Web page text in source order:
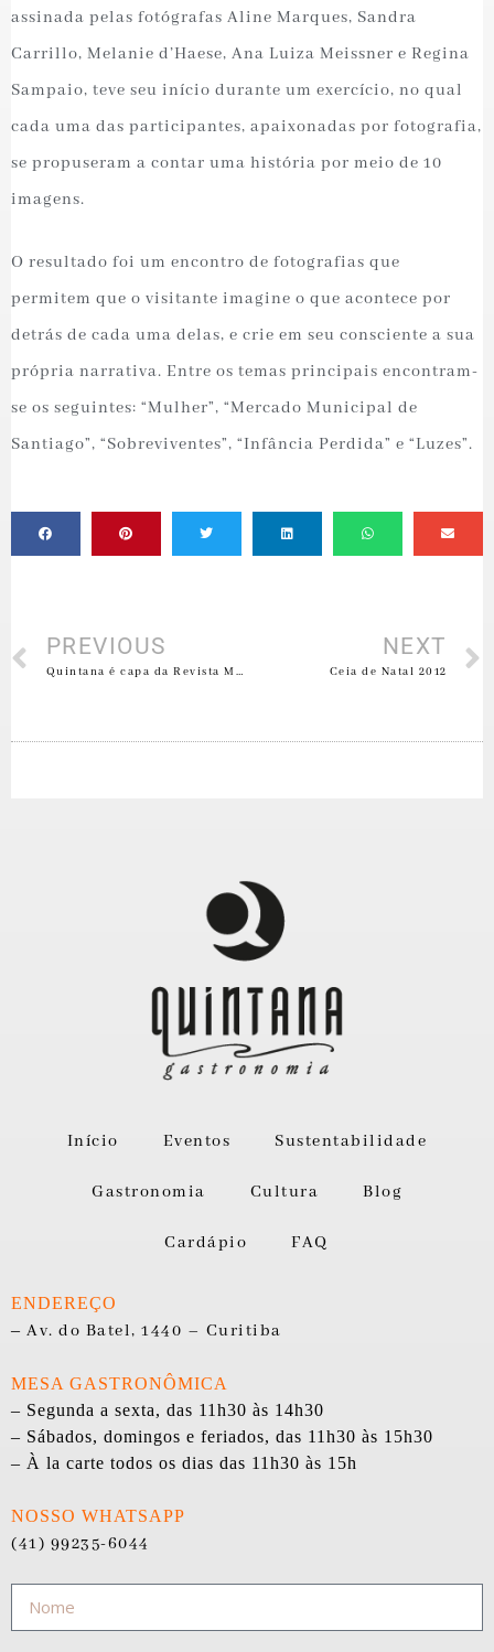
assinada pelas fotógrafas Aline Marques, Sandra
Carrillo, Melanie d’Haese, Ana Luiza Meissner e Regina
Sampaio, teve seu início durante um exercício, no qual
cada uma das participantes, apaixonadas por fotografia,
se propuseram a contar uma história por meio de 10
imagens.
O resultado foi um encontro de fotografias que
permitem que o visitante imagine o que acontece por
detrás de cada uma delas, e crie em seu consciente a sua
própria narrativa. Entre os temas principais encontram-
se os seguintes: “Mulher”, “Mercado Municipal de
Santiago”, “Sobreviventes”, “Infância Perdida” e “Luzes”.
PREVIOUS
Quintana é capa da Revista Muffato!
NEXT
Ceia de Natal 2012
Início Eventos Sustentabilidade
Gastronomia Cultura Blog
Cardápio FAQ
ENDEREÇO
– Av. do Batel, 1440 – Curitiba
MESA GASTRONÔMICA
– Segunda a sexta, das 11h30 às 14h30
– Sábados, domingos e feriados, das 11h30 às 15h30
– À la carte todos os dias das 11h30 às 15h
NOSSO WHATSAPP
(41) 99235-6044